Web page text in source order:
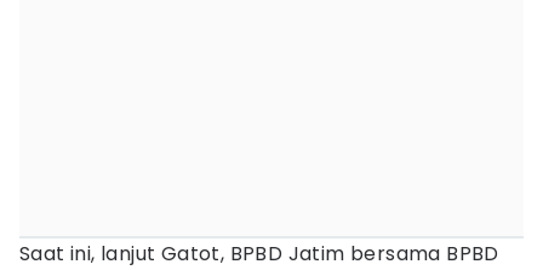
Saat ini, lanjut Gatot, BPBD Jatim bersama BPBD